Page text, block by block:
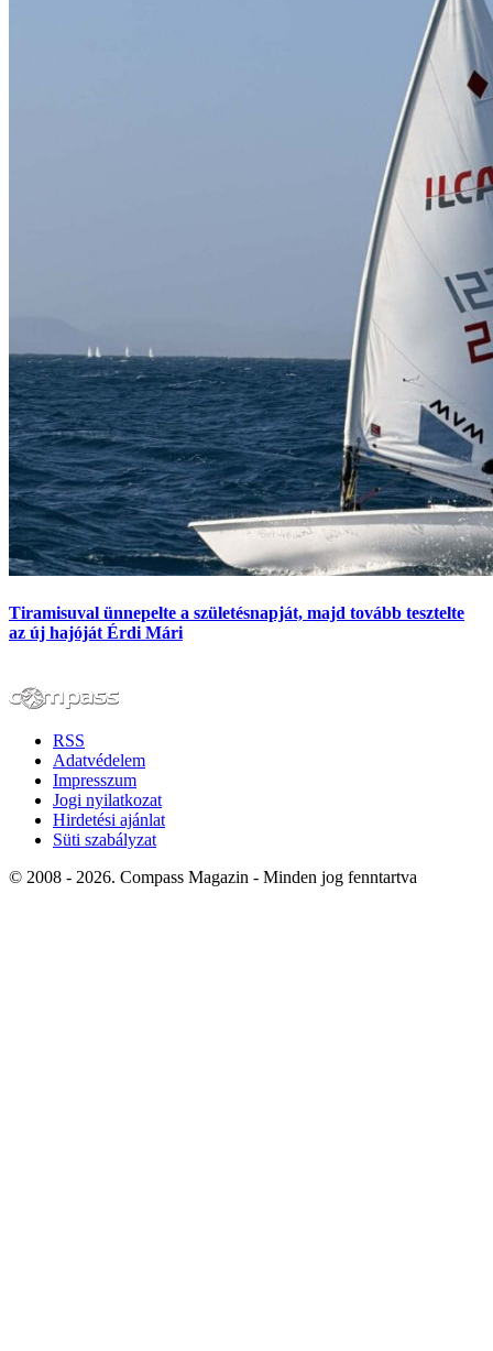
Tiramisuval ünnepelte a születésnapját, majd tovább tesztelte
az új hajóját Érdi Mári
RSS
Adatvédelem
Impresszum
Jogi nyilatkozat
Hirdetési ajánlat
Süti szabályzat
© 2008 - 2026. Compass Magazin - Minden jog fenntartva